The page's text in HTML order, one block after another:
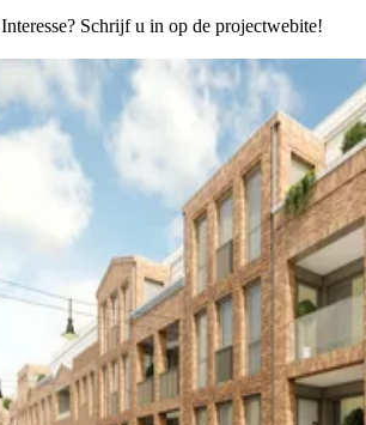
Interesse? Schrijf u in op de projectwebite!